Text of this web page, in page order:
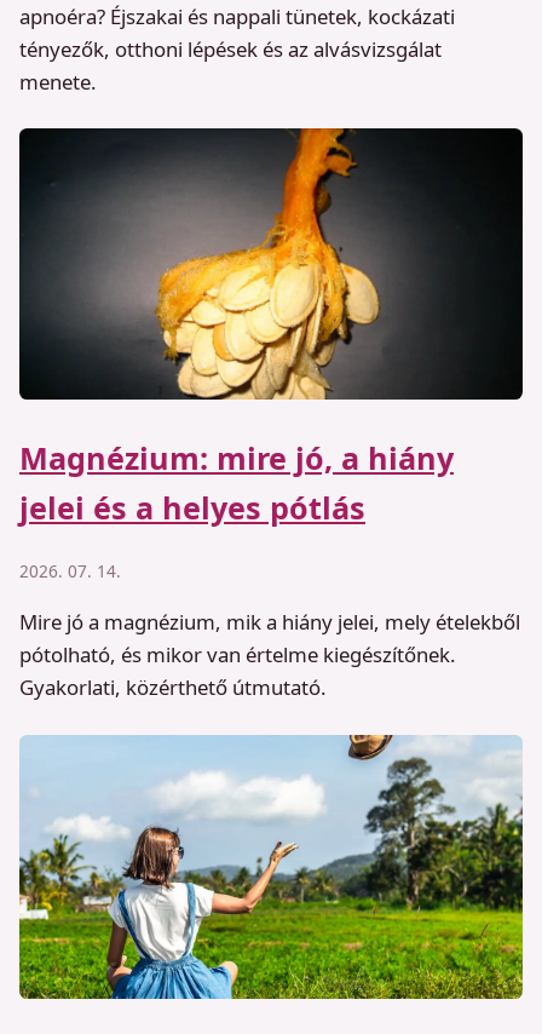
apnoéra? Éjszakai és nappali tünetek, kockázati
tényezők, otthoni lépések és az alvásvizsgálat
menete.
Magnézium: mire jó, a hiány
jelei és a helyes pótlás
2026. 07. 14.
Mire jó a magnézium, mik a hiány jelei, mely ételekből
pótolható, és mikor van értelme kiegészítőnek.
Gyakorlati, közérthető útmutató.